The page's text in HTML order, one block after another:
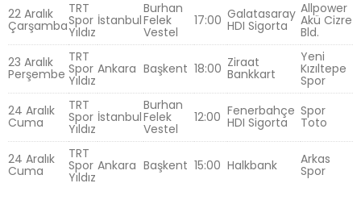
22 Aralık
Çarşamba
TRT
Spor
Yıldız
İstanbul
Burhan
Felek
Vestel
17:00 Galatasaray
HDI Sigorta
Allpower
Akü Cizre
Bld.
23 Aralık
Perşembe
TRT
Spor
Yıldız
Ankara Başkent 18:00 Ziraat
Bankkart
Yeni
Kızıltepe
Spor
24 Aralık
Cuma
TRT
Spor
Yıldız
İstanbul
Burhan
Felek
Vestel
12:00 Fenerbahçe
HDI Sigorta
Spor
Toto
24 Aralık
Cuma
TRT
Spor
Yıldız
Ankara Başkent 15:00 Halkbank Arkas
Spor